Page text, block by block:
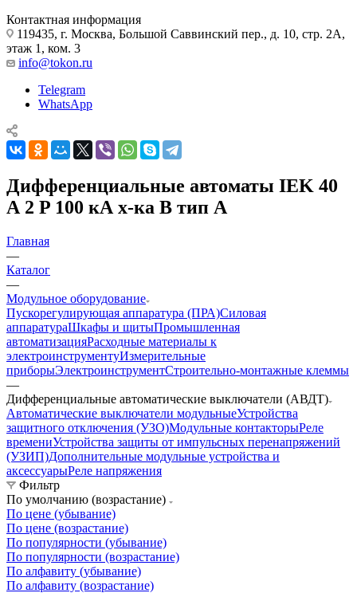
Контактная информация
119435, г. Москва, Большой Саввинский пер., д. 10, стр. 2А,
этаж 1, ком. 3
info@tokon.ru
Telegram
WhatsApp
Дифференциальные автоматы IEK 40
А 2 P 100 кА х-ка B тип A
Главная
—
Каталог
—
Модульное оборудование
Пускорегулирующая аппаратура (ПРА)Силовая
аппаратураШкафы и щитыПромышленная
автоматизацияРасходные материалы к
электроинструментуИзмерительные
приборыЭлектроинструментСтроительно-монтажные клеммы
—
Дифференциальные автоматические выключатели (АВДТ)
Автоматические выключатели модульныеУстройства
защитного отключения (УЗО)Модульные контакторыРеле
времениУстройства защиты от импульсных перенапряжений
(УЗИП)Дополнительные модульные устройства и
аксессуарыРеле напряжения
Фильтр
По умолчанию (возрастание)
По цене (убывание)
По цене (возрастание)
По популярности (убывание)
По популярности (возрастание)
По алфавиту (убывание)
По алфавиту (возрастание)